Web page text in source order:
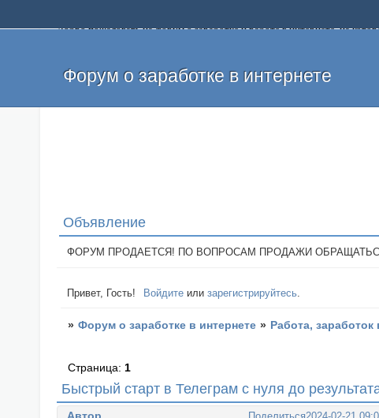
Добро пожаловать на форум о заработке и работе в интернете, на
и оставлять свои отзывы. Если вы знаете, что определенный проект
легкие деньги без вложений и регистрации уже сегодня. Создавайте
Форум о заработке в интернете
Объявление
ФОРУМ ПРОДАЕТСЯ! ПО ВОПРОСАМ ПРОДАЖИ ОБРАЩАТЬСЯ:
Привет, Гость! Войдите илизарегистрируйтесь.
» Форум о заработке в интернете » Работа, заработок
Быстрый старт в Телеграм с нуля до
Страница: 1